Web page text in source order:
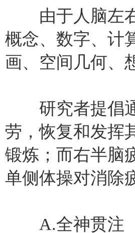
由于人脑左右
概念、数字、计
画、空间几何、
研究者提倡通
劳，恢复和发挥
锻炼；而右半脑
单侧体操对消除
A.全神贯注